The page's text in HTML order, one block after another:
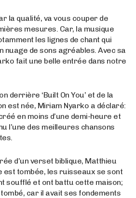
la qualité, va vous couper de
mesures. Car, la musique
les lignes de chant qui
nuage de sons agréables. Avec sa
fait une belle entrée dans notre
derrière ‘Built On You’ et de la
est née, Miriam Nyarko a déclaré:
en moins d’une demi-heure et
l’une des meilleures chansons
d’un verset biblique, Matthieu
est tombée, les ruisseaux se sont
soufflé et ont battu cette maison;
car il avait ses fondements